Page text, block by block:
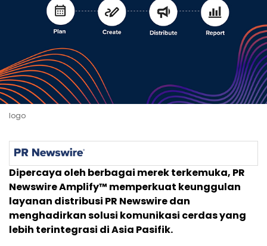
logo
Dipercaya oleh berbagai merek terkemuka, PR
Newswire Amplify™ memperkuat keunggulan
layanan distribusi PR Newswire dan
menghadirkan solusi komunikasi cerdas yang
lebih terintegrasi di Asia Pasifik.